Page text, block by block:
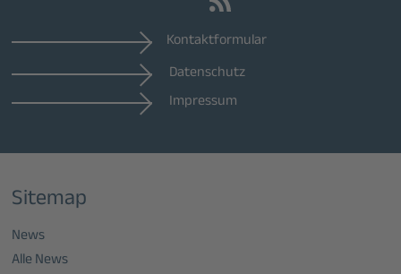
Kontaktformular
Datenschutz
Impressum
Sitemap
News
Alle News